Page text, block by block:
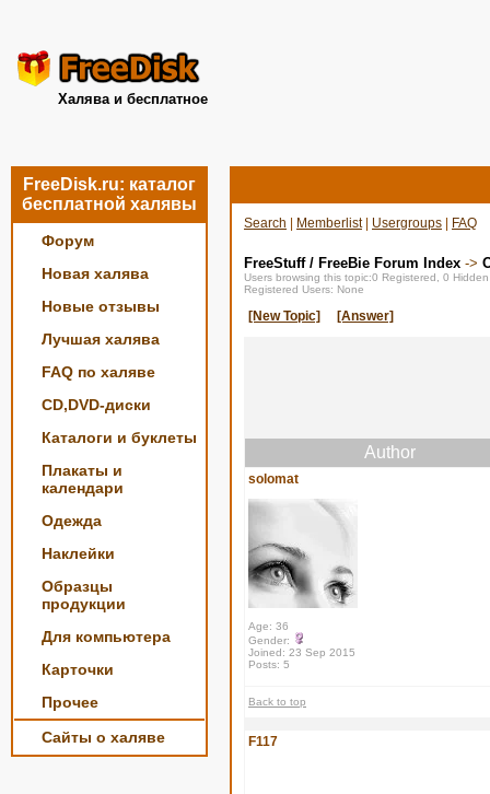
Халява и бесплатное
FreeDisk.ru: каталог
бесплатной халявы
Форум
Новая халява
Новые отзывы
Лучшая халява
FAQ по халяве
CD,DVD-диски
Каталоги и буклеты
Плакаты и
календари
Одежда
Наклейки
Образцы
продукции
Для компьютера
Карточки
Прочее
Сайты о халяве
Search Memberlist| Usergroups FAQ
FreeStuff / FreeBie Forum Index ->
Users browsing this topic:0 Registered, 0
Registered Users: None
[New Topic] [Answer]
Author
solomat
Age: 36
Gender:
Joined: 23 Sep 2015
Posts: 5
Back to top
F117